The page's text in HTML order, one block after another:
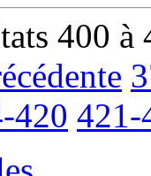
400 à
420 421-